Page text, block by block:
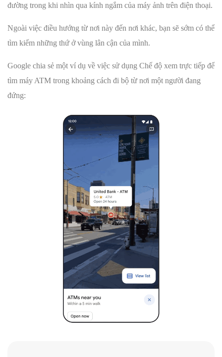
đường trong khi nhìn qua kính ngắm của máy ảnh trên điện thoại.
Ngoài việc điều hướng từ nơi này đến nơi khác, bạn sẽ sớm có thể
tìm kiếm những thứ ở vùng lân cận của mình.
Google chia sẻ một ví dụ về việc sử dụng Chế độ xem trực tiếp để
tìm máy ATM trong khoảng cách đi bộ từ nơi một người đang
đứng: